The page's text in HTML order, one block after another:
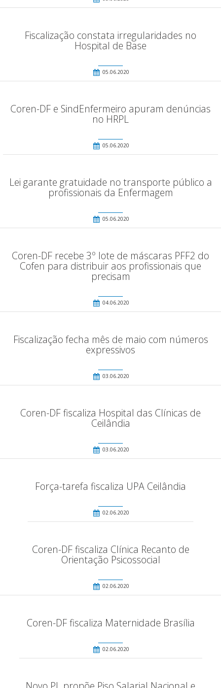
Fiscalização constata irregularidades no
Hospital de Base
05.06.2020
Coren-DF e SindEnfermeiro apuram denúncias
no HRPL
05.06.2020
Lei garante gratuidade no transporte público a
profissionais da Enfermagem
05.06.2020
Coren-DF recebe 3º lote de máscaras PFF2 do
Cofen para distribuir aos profissionais que
precisam
04.06.2020
Fiscalização fecha mês de maio com números
expressivos
03.06.2020
Coren-DF fiscaliza Hospital das Clínicas de
Ceilândia
03.06.2020
Força-tarefa fiscaliza UPA Ceilândia
02.06.2020
Coren-DF fiscaliza Clínica Recanto de
Orientação Psicossocial
02.06.2020
Coren-DF fiscaliza Maternidade Brasília
02.06.2020